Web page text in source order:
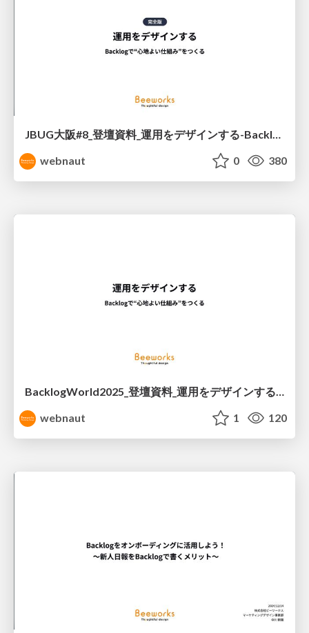
JBUG大阪#8_登壇資料_運用をデザインする-Backlogで“心地よい仕組み”をつくる〈完全版〉
webnaut
0 380
BacklogWorld2025_登壇資料_運用をデザインする-Backlogで“心地よい仕組み”をつくる
webnaut
1 120